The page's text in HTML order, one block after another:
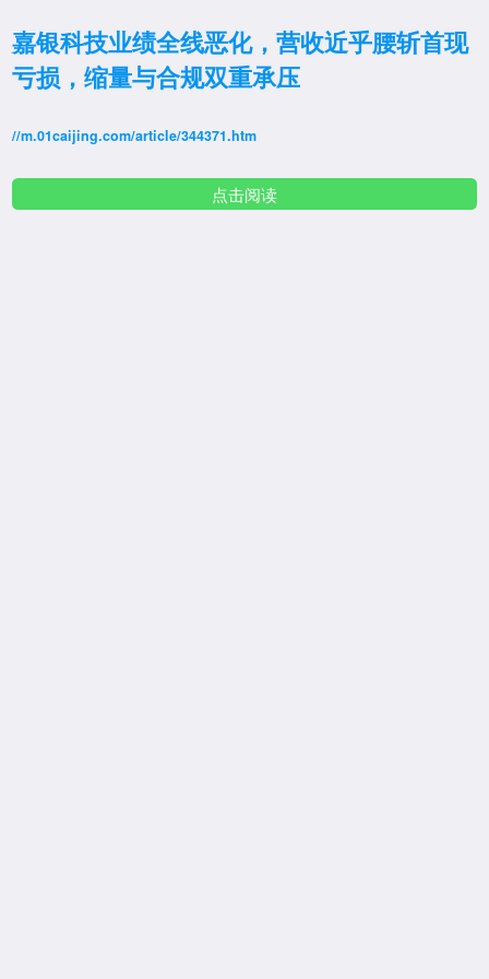
嘉银科技业绩全线恶化，营收近乎腰斩首现
亏损，缩量与合规双重承压
//m.01caijing.com/article/344371.htm
点击阅读